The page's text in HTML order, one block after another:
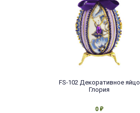
FS-102 Декоративное яйцо
Глория
0 ₽